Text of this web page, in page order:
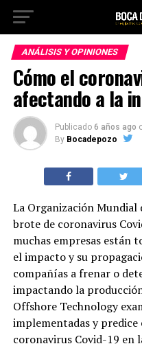
ANÁLISIS Y OPINIONES
Cómo el
afectando a la
Publicado 6 años ago
By Bocadepozo
La Organización Mundial
brote de coronavirus
muchas empresas están
el impacto y su
compañías a frenar o
impactando la
Offshore Technology
implementadas y
coronavirus Covid-19 en